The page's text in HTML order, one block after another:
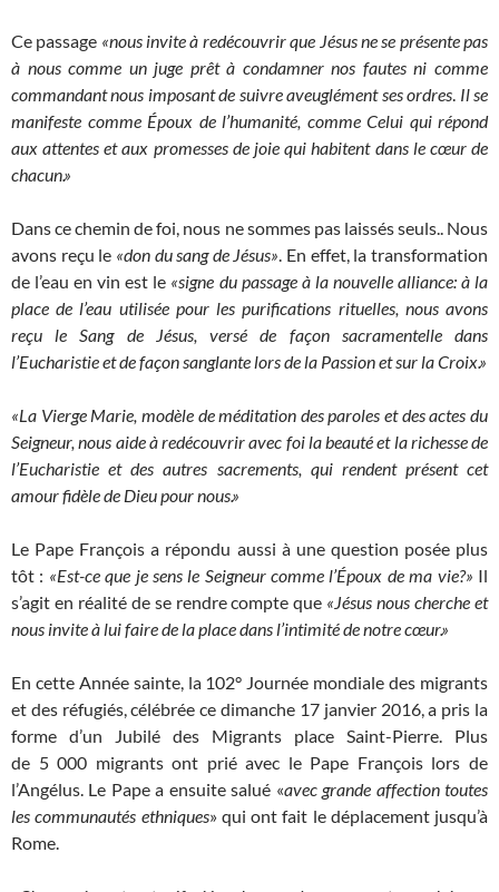
Ce passage «nous invite à redécouvrir que Jésus ne se présente pas
à nous comme un juge prêt à condamner nos fautes ni comme
commandant nous imposant de suivre aveuglément ses ordres. Il se
manifeste comme Époux de l’humanité, comme Celui qui répond
aux attentes et aux promesses de joie qui habitent dans le cœur de
chacun.»
Dans ce chemin de foi, nous ne sommes pas laissés seuls.. Nous
avons reçu le «don du sang de Jésus». En effet, la transformation
de l’eau en vin est le «signe du passage à la nouvelle alliance: à la
place de l’eau utilisée pour les purifications rituelles, nous avons
reçu le Sang de Jésus, versé de façon sacramentelle dans
l’Eucharistie et de façon sanglante lors de la Passion et sur la Croix.»
«La Vierge Marie, modèle de méditation des paroles et des actes du
Seigneur, nous aide à redécouvrir avec foi la beauté et la richesse de
l’Eucharistie et des autres sacrements, qui rendent présent cet
amour fidèle de Dieu pour nous.»
Le Pape François a répondu aussi à une question posée plus
tôt : «Est-ce que je sens le Seigneur comme l’Époux de ma vie?» Il
s’agit en réalité de se rendre compte que «Jésus nous cherche et
nous invite à lui faire de la place dans l’intimité de notre cœur.»
En cette Année sainte, la 102° Journée mondiale des migrants
et des réfugiés, célébrée ce dimanche 17 janvier 2016, a pris la
forme d’un Jubilé des Migrants place Saint-Pierre. Plus
de 5 000 migrants ont prié avec le Pape François lors de
l’Angélus. Le Pape a ensuite salué «avec grande affection toutes
les communautés ethniques» qui ont fait le déplacement jusqu’à
Rome.